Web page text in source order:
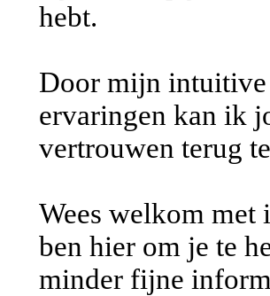
hebt.
Door mijn intuitive
ervaringen kan ik
vertrouwen terug
Wees welkom met
ben hier om je te
minder fijne